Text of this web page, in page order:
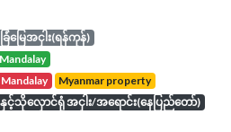
ခြံမြေအငှါး(ရန်ကုန်)
Myanmar property
ရုံးနှင့်သိုလှောင်ရုံ အငှါး/အရောင်း(နေပြည်တော်)